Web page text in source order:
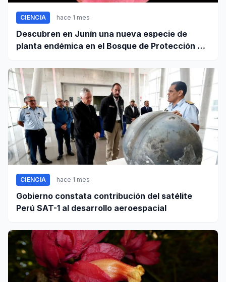
CIENCIA hace 1 mes
Descubren en Junín una nueva especie de
planta endémica en el Bosque de Protección Pui
CIENCIA hace 1 mes
Gobierno constata contribución del satélite
Perú SAT-1 al desarrollo aeroespacial